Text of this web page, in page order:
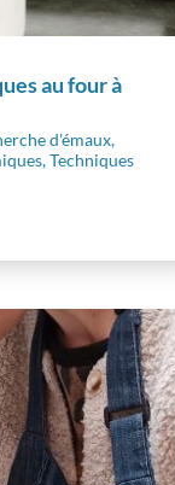
au four à
d'émaux,
,Techniques